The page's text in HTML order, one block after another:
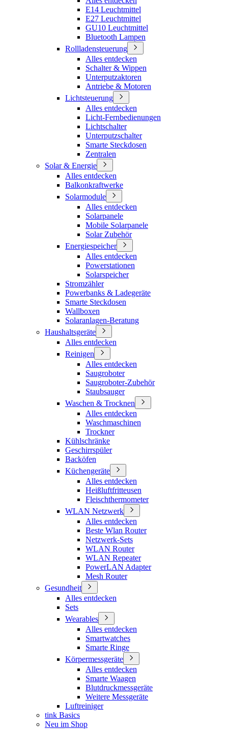
E14 Leuchtmittel
E27 Leuchtmittel
GU10 Leuchtmittel
Bluetooth Lampen
Rollladensteuerung
Alles entdecken
Schalter & Wippen
Unterputzaktoren
Antriebe & Motoren
Lichtsteuerung
Alles entdecken
Licht-Fernbedienungen
Lichtschalter
Unterputzschalter
Smarte Steckdosen
Zentralen
Solar & Energie
Alles entdecken
Balkonkraftwerke
Solarmodule
Alles entdecken
Solarpanele
Mobile Solarpanele
Solar Zubehör
Energiespeicher
Alles entdecken
Powerstationen
Solarspeicher
Stromzähler
Powerbanks & Ladegeräte
Smarte Steckdosen
Wallboxen
Solaranlagen-Beratung
Haushaltsgeräte
Alles entdecken
Reinigen
Alles entdecken
Saugroboter
Saugroboter-Zubehör
Staubsauger
Waschen & Trocknen
Alles entdecken
Waschmaschinen
Trockner
Kühlschränke
Geschirrspüler
Backöfen
Küchengeräte
Alles entdecken
Heißluftfritteusen
Fleischthermometer
WLAN Netzwerk
Alles entdecken
Beste Wlan Router
Netzwerk-Sets
WLAN Router
WLAN Repeater
PowerLAN Adapter
Mesh Router
Gesundheit
Alles entdecken
Sets
Wearables
Alles entdecken
Smartwatches
Smarte Ringe
Körpermessgeräte
Alles entdecken
Smarte Waagen
Blutdruckmessgeräte
Weitere Messgeräte
Luftreiniger
tink Basics
Neu im Shop